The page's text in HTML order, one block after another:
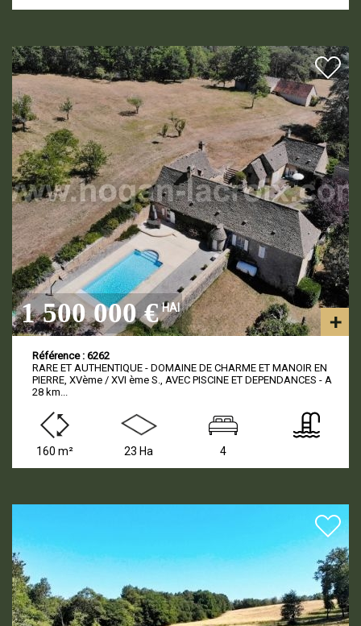
1 500 000 € HAI
Référence : 6262
RARE ET AUTHENTIQUE - DOMAINE DE CHARME ET MANOIR EN
PIERRE, XVème / XVI ème S., AVEC PISCINE ET DEPENDANCES - A
28 km...
160 m² 23 Ha 4